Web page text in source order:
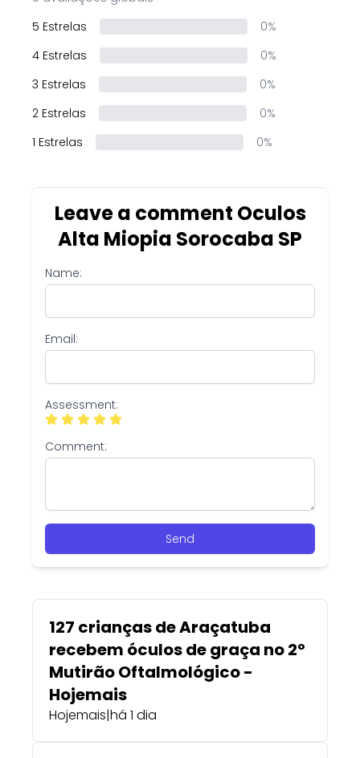
5 Estrelas
0%
4 Estrelas
0%
3 Estrelas
0%
2 Estrelas
0%
1 Estrelas
0%
Leave a comment Oculos
Alta Miopia Sorocaba SP
Name:
Email:
Assessment:
Comment:
Send
127 crianças de Araçatuba
recebem óculos de graça no 2º
Mutirão Oftalmológico -
Hojemais
Hojemais|há 1 dia